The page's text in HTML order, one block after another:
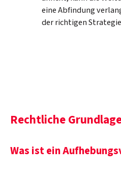
eine Abfindung
der richtigen
Rechtliche
Was ist ein